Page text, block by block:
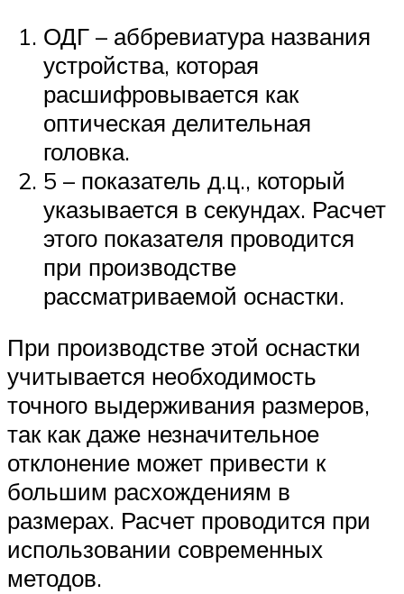
ОДГ – аббревиатура названия
устройства, которая
расшифровывается как
оптическая делительная
головка.
5 – показатель д.ц., который
указывается в секундах. Расчет
этого показателя проводится
при производстве
рассматриваемой оснастки.
При производстве этой оснастки
учитывается необходимость
точного выдерживания размеров,
так как даже незначительное
отклонение может привести к
большим расхождениям в
размерах. Расчет проводится при
использовании современных
методов.